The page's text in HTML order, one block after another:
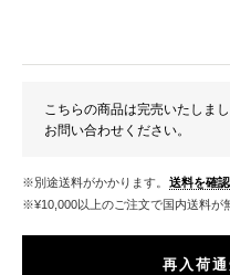
こちらの商品は完売いたしま
お問い合わせください。
※別途送料がかかります。 送料を確
※¥10,000以上のご注文で国内送料が
再入荷